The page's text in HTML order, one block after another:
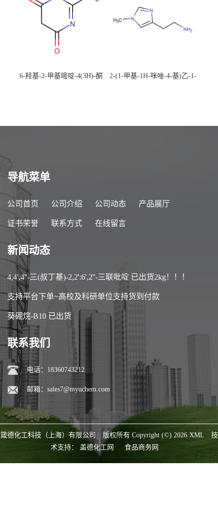
6-羟基-2-甲基嘧啶-4(3H)-酮
2-(1-甲基-1H-咪唑-4-基)乙-1-
导航菜单
公司首页 公司介绍 公司动态 产品展厅
证书荣誉 联系方式 在线留言
新闻动态
4,4',4''-三(叔丁基)-2,2':6',2''-三联吡啶 已出货2kg！！！
支持平台下单~高校及科研单位支持货到付款
葵硼烷-B10 已出货
联系我们
电话：18360743212
邮箱： sales7@myuchem.com
箴德化工科技（上海）有限公司 版权所有 Copyright (©) 2026 XML
技
术支持： 盖德化工网 食品商务网